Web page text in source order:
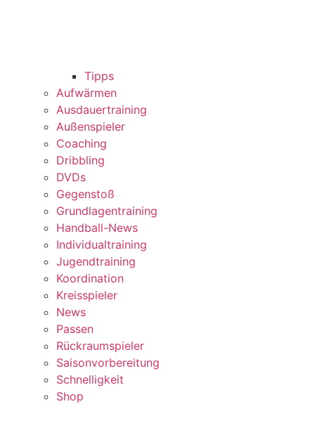
Tipps
Aufwärmen
Ausdauertraining
Außenspieler
Coaching
Dribbling
DVDs
Gegenstoß
Grundlagentraining
Handball-News
Individualtraining
Jugendtraining
Koordination
Kreisspieler
News
Passen
Rückraumspieler
Saisonvorbereitung
Schnelligkeit
Shop